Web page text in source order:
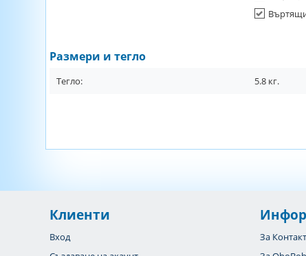
Размери и тегло
Тегло: 5.8 кг.
Клиенти
Вход
За Контакт